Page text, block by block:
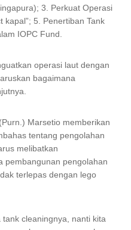
3. Perkuat Operasi
kapal”; 5. Penertiban Tank
IOPC Fund.
operasi laut dengan
bagaimana
Marsetio memberikan
tentang pengolahan
melibatkan
pembangunan pengolahan
terlepas dengan lego
cleaningnya, nanti kita